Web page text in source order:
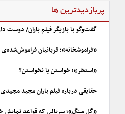
پربازدیدترین ها
گفت‌وگو با بازیگر فیلم باران/ دوست
«فراموشخانه»؛ قربانیان فراموش‌شده‌ی
«استخر»؛ خواستن یا نخواستن؟
حقایقی درباره فیلم باران مجید مجیدی
«گل سنگ»؛ سریالی که قواعد نمایش